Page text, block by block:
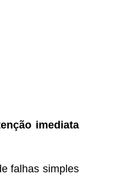
imediata
falhas simples